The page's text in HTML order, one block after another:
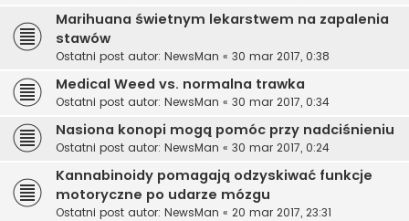
Marihuana świetnym lekarstwem na zapalenia
stawów
Ostatni post autor: NewsMan « 30 mar 2017, 0:38
Medical Weed vs. normalna trawka
Ostatni post autor: NewsMan « 30 mar 2017, 0:34
Nasiona konopi mogą pomóc przy nadciśnieniu
Ostatni post autor: NewsMan « 30 mar 2017, 0:24
Kannabinoidy pomagają odzyskiwać funkcje
motoryczne po udarze mózgu
Ostatni post autor: NewsMan « 20 mar 2017, 23:31